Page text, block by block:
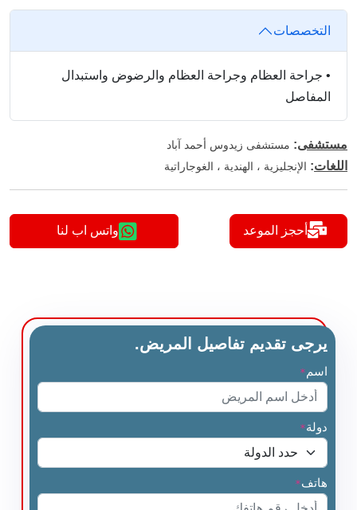
التخصصات
• جراحة العظام وجراحة العظام والرضوض واستبدال
المفاصل
مستشفى: مستشفى زيدوس أحمد آباد
اللغات: الإنجليزية ، الهندية ، الغوجاراتية
أحجز الموعد واتس اب لنا
يرجى تقديم تفاصيل المريض.
اسم *
دولة*
هاتف*